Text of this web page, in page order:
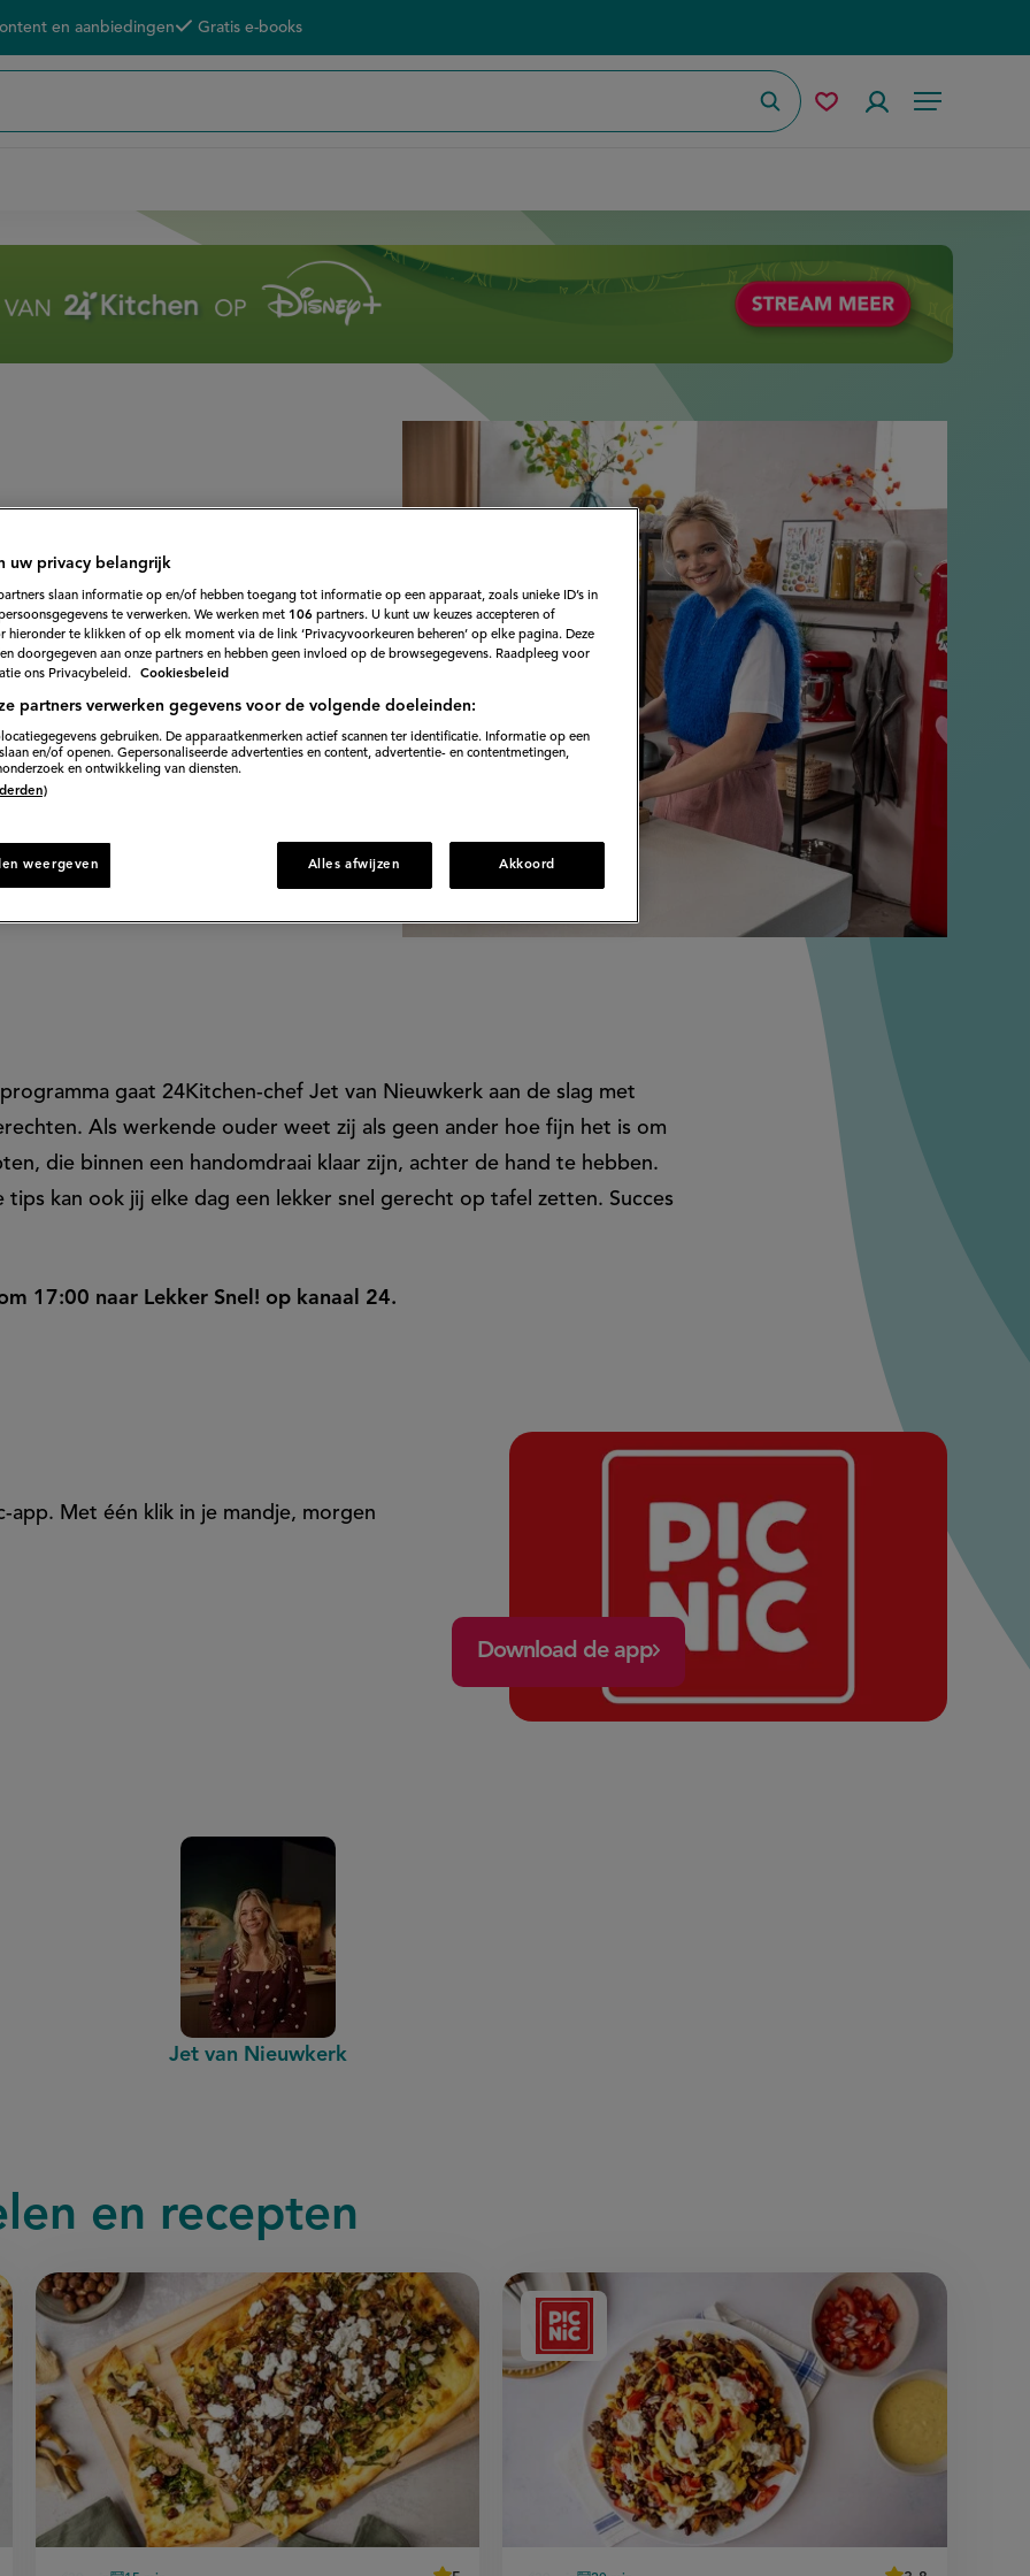
en aanbiedingen Gratis e-books
Menu
ZoekenMijn Accountmenu
de allerlekkerste recepten die je
gaat 24Kitchen-chef Jet van Nieuwkerk aan de slag met
Als werkende ouder weet zij als geen ander hoe fijn het is om
die binnen een handomdraai klaar zijn, achter de hand te hebben.
tips kan ook jij elke dag een lekker snel gerecht op tafel zetten. Succes
17:00 naar Lekker Snel! op kanaal 24.
app. Met één klik in je mandje, morgen
Download de app
Jet van Nieuwkerk
en recepten
Aangeboden
door:
uw privacy belangrijk
slaan informatie op en/of hebben toegang tot informatie op een apparaat, zoals unieke ID’s in
te verwerken. We werken met 106 partners. U kunt uw keuzes accepteren of
hieronder te klikken of op elk moment via de link ‘Privacyvoorkeuren beheren’ op elke pagina. Deze
doorgegeven aan onze partners en hebben geen invloed op de browsegegevens. Raadpleeg voor
ons Privacybeleid.
Cookiesbeleid
partners verwerken gegevens voor de volgende doeleinden:
gebruiken. De apparaatkenmerken actief scannen ter identificatie. Informatie op een
en/of openen. Gepersonaliseerde advertenties en content, advertentie- en contentmetingen,
en ontwikkeling van diensten.
weergeven Alles afwijzen Akkoord